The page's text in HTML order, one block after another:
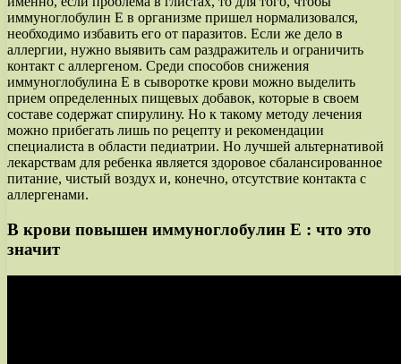
иммуноглобулин Е в организме пришел нормализовался,
необходимо избавить его от паразитов. Если же дело в
аллергии, нужно выявить сам раздражитель и ограничить
контакт с аллергеном. Среди способов снижения
иммуноглобулина Е в сыворотке крови можно выделить
прием определенных пищевых добавок, которые в своем
составе содержат спирулину. Но к такому методу лечения
можно прибегать лишь по рецепту и рекомендации
специалиста в области педиатрии. Но лучшей альтернативой
лекарствам для ребенка является здоровое сбалансированное
питание, чистый воздух и, конечно, отсутствие контакта с
аллергенами.
В крови повышен иммуноглобулин Е : что это
значит